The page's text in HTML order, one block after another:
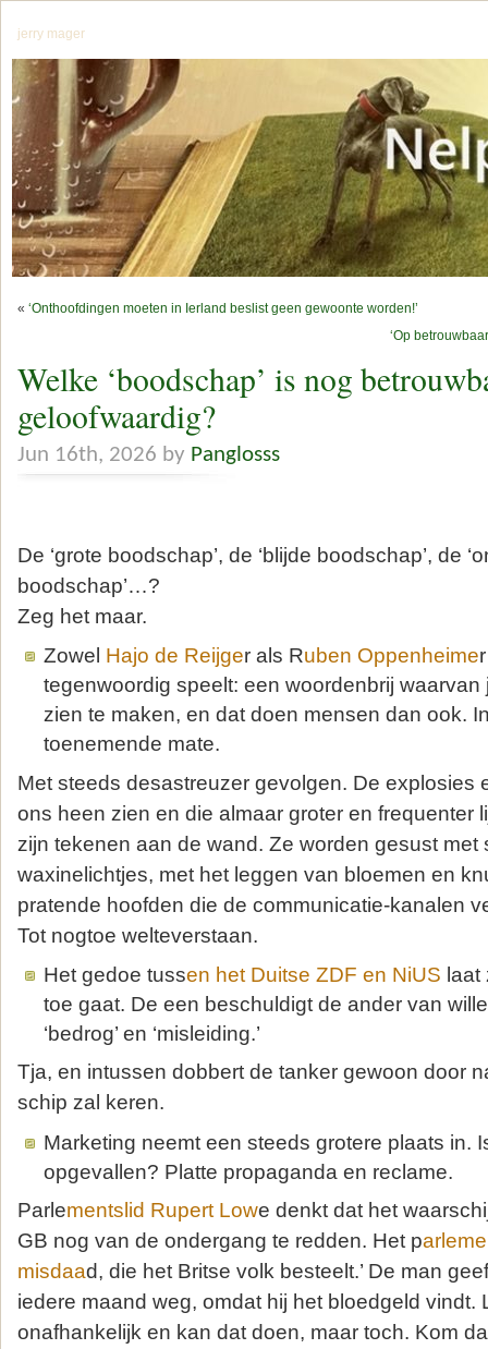
jerry mager
« ‘Onthoofdingen moeten in Ierland beslist geen gewoonte worden!’
‘Op
Welke ‘boodschap’ is nog
geloofwaardig?
Jun 16th, 2026 by Panglosss
De ‘grote boodschap’, de ‘blijde boodschap’, de
boodschap’…?
Zeg het maar.
Zowel Hajo de Reijger als Ruben Oppenheime
tegenwoordig speelt: een woordenbrij
zien te maken, en dat doen mensen dan ook.
toenemende mate.
Met steeds desastreuzer gevolgen. De explosies
ons heen zien en die almaar groter en frequenter
zijn tekenen aan de wand. Ze worden gesust met
waxinelichtjes, met het leggen van bloemen en
pratende hoofden die de communicatie-kanalen
Tot nogtoe welteverstaan.
Het gedoe tussen het Duitse ZDF en NiUS
toe gaat. De een beschuldigt de ander van
‘bedrog’ en ‘misleiding.’
Tja, en intussen dobbert de tanker gewoon door
schip zal keren.
Marketing neemt een steeds grotere plaats in.
opgevallen? Platte propaganda en reclame.
Parlementslid Rupert Lowe denkt dat het
GB nog van de ondergang te redden. Het p
misdaad, die het Britse volk besteelt.’ De man
iedere maand weg, omdat hij het bloedgeld vindt.
onafhankelijk en kan dat doen, maar toch. Kom